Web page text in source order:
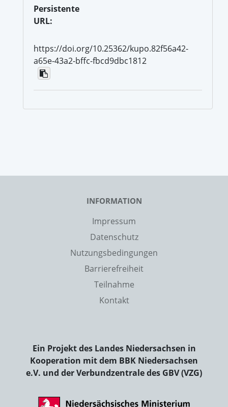
Persistente
URL:
https://doi.org/10.25362/kupo.82f56a42-
a65e-43a2-bffc-fbcd9dbc1812
INFORMATION
Impressum
Datenschutz
Nutzungsbedingungen
Barrierefreiheit
Teilnahme
Kontakt
Ein Projekt des Landes Niedersachsen in
Kooperation mit dem BBK Niedersachsen
e.V. und der Verbundzentrale des GBV (VZG)